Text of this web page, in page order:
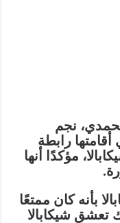
، نجم
أقامتها رابطة
مؤكدًا أنها
.
بأنه كان ممتعًا
تعشق شيكابالا